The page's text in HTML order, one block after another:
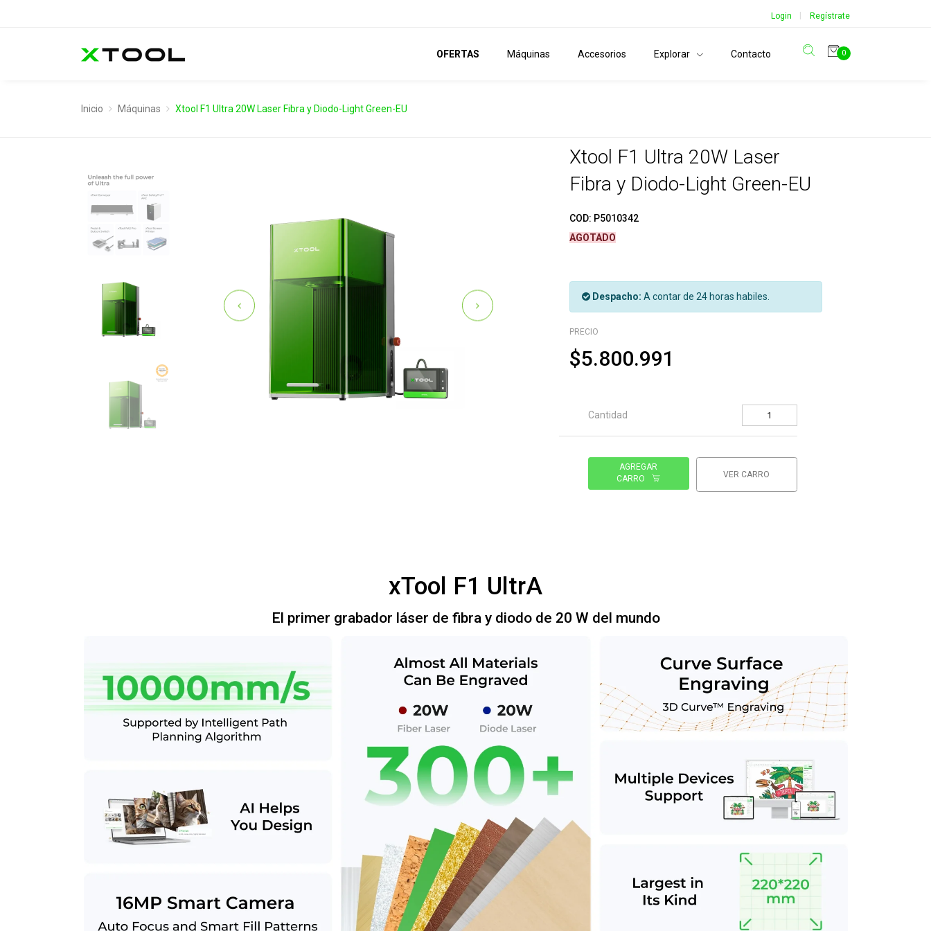
Login | Regístrate
OFERTAS Máquinas Accesorios Explorar Contacto 0
Inicio Máquinas Xtool F1 Ultra 20W Laser Fibra y Diodo-Light Green-EU
Xtool F1 Ultra 20W Laser
Fibra y Diodo-Light Green-EU
COD: P5010342
AGOTADO
Despacho: A contar de 24 horas habiles.
PRECIO
$5.800.991
Cantidad
AGREGAR
CARRO
VER CARRO
xTool F1 UltrA
El primer grabador láser de fibra y diodo de 20 W del mundo